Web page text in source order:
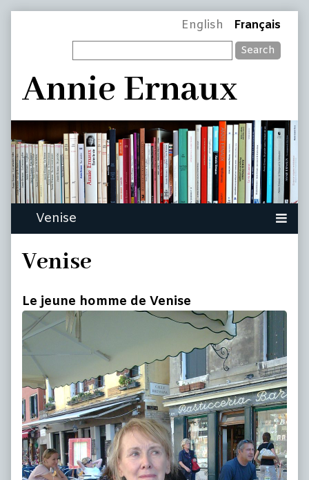
Header
English Français
Search
Annie Ernaux
Venise
Le jeune homme de Venise